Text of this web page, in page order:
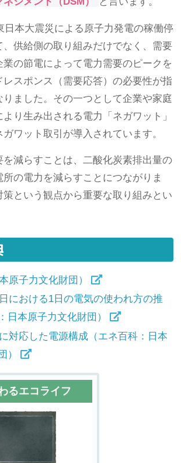
日本大震災による原子力発電の稼働停
、供給側の取り組みだけでなく、需要
の節電によって電力需要のピークを
スポンス（需要応答）の必要性が指
ました。その一つとして企業や家庭
り生み出される電力「ネガワット」
ワット取引が導入されています。
を減らすことは、二酸化炭素排出量の
の電力を減らすことにつながりま
という観点から重要な取り組みとい
原子力文化財団）
における1日の電気の使われ方の推
日本原子力文化財団）
対応した電源構成（エネ百科：日本
）
るエコライフ